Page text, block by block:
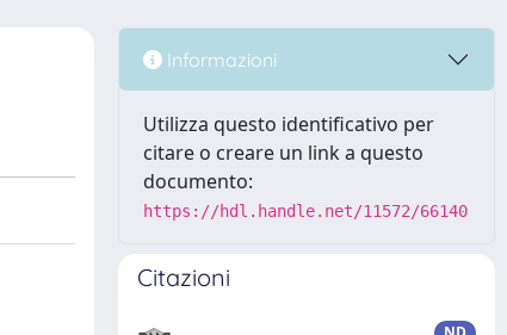
Informazioni
Utilizza questo identificativo per
citare o creare un link a questo
documento:
https://hdl.handle.net/11572/66140
Citazioni